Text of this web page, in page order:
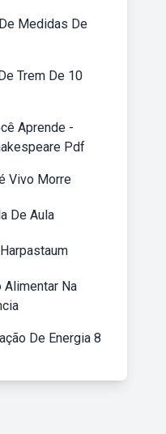
Medidas De
Trem De 10
Aprende -
Pdf
Vivo Morre
De Aula
Alimentar Na
De Energia 8